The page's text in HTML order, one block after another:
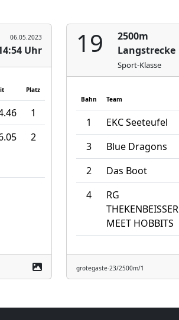
06.05.2023
Uhr
Platz
1
2
19
2500m
Langstrecke
Sport-Klasse
Bahn Team
1 EKC Seeteufel
3
Blue Dragons
2
Das Boot
4
RG
THEKENBEISSER
MEET HOBBITS
grotegaste-23/2500m/1